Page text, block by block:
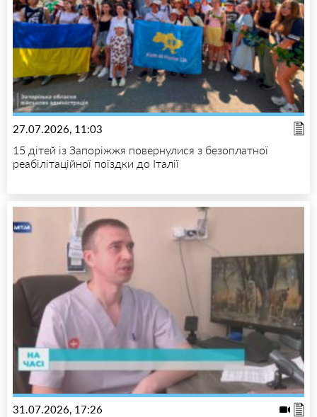
27.07.2026, 11:03
15 дітей із Запоріжжя повернулися з безоплатної
реабілітаційної поїздки до Італії
31.07.2026, 17:26